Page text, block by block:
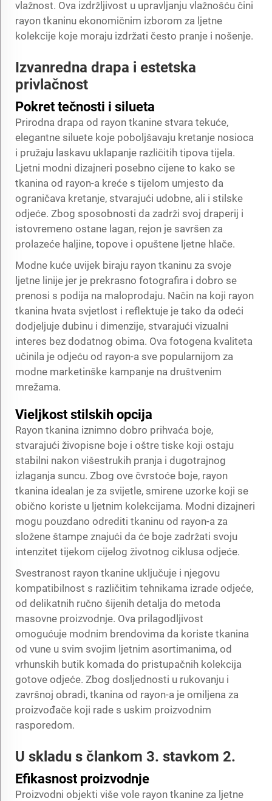
vlažnost. Ova izdržljivost u upravljanju vlažnošću čini
rayon tkaninu ekonomičnim izborom za ljetne
kolekcije koje moraju izdržati često pranje i nošenje.
Izvanredna drapa i estetska
privlačnost
Pokret tečnosti i silueta
Prirodna drapa od rayon tkanine stvara tekuće,
elegantne siluete koje poboljšavaju kretanje nosioca
i pružaju laskavu uklapanje različitih tipova tijela.
Ljetni modni dizajneri posebno cijene to kako se
tkanina od rayon-a kreće s tijelom umjesto da
ograničava kretanje, stvarajući udobne, ali i stilske
odjeće. Zbog sposobnosti da zadrži svoj draperij i
istovremeno ostane lagan, rejon je savršen za
prolazeće haljine, topove i opuštene ljetne hlače.
Modne kuće uvijek biraju rayon tkaninu za svoje
ljetne linije jer je prekrasno fotografira i dobro se
prenosi s podija na maloprodaju. Način na koji rayon
tkanina hvata svjetlost i reflektuje je tako da odeći
dodjeljuje dubinu i dimenzije, stvarajući vizualni
interes bez dodatnog obima. Ova fotogena kvaliteta
učinila je odjeću od rayon-a sve popularnijom za
modne marketinške kampanje na društvenim
mrežama.
Vieljkost stilskih opcija
Rayon tkanina iznimno dobro prihvaća boje,
stvarajući živopisne boje i oštre tiske koji ostaju
stabilni nakon višestrukih pranja i dugotrajnog
izlaganja suncu. Zbog ove čvrstoće boje, rayon
tkanina idealan je za svijetle, smirene uzorke koji se
obično koriste u ljetnim kolekcijama. Modni dizajneri
mogu pouzdano odrediti tkaninu od rayon-a za
složene štampe znajući da će boje zadržati svoju
intenzitet tijekom cijelog životnog ciklusa odjeće.
Svestranost rayon tkanine uključuje i njegovu
kompatibilnost s različitim tehnikama izrade odjeće,
od delikatnih ručno šijenih detalja do metoda
masovne proizvodnje. Ova prilagodljivost
omogućuje modnim brendovima da koriste tkanina
od vune u svim svojim ljetnim asortimanima, od
vrhunskih butik komada do pristupačnih kolekcija
gotove odjeće. Zbog dosljednosti u rukovanju i
završnoj obradi, tkanina od rayon-a je omiljena za
proizvođače koji rade s uskim proizvodnim
rasporedom.
U skladu s člankom 3. stavkom 2.
Efikasnost proizvodnje
Proizvodni objekti više vole rayon tkanine za ljetne